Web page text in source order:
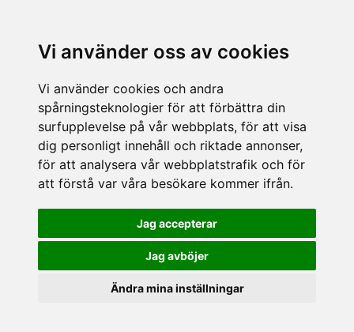
Vi använder oss av cookies
Vi använder cookies och andra
spårningsteknologier för att förbättra din
surfupplevelse på vår webbplats, för att visa
dig personligt innehåll och riktade annonser,
för att analysera vår webbplatstrafik och för
att förstå var våra besökare kommer ifrån.
Jag accepterar
Jag avböjer
Ändra mina inställningar